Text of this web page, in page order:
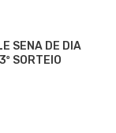
SENA DE DIA
SORTEIO